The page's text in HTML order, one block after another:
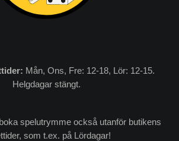
Mån, Ons, Fre: 12-18, Lör: 12-15.
Helgdagar stängt.
spelutrymme också utanför butikens
som t.ex. på Lördagar!